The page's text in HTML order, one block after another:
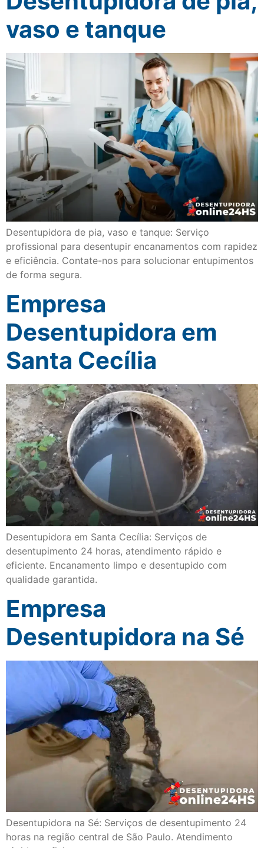
vaso e tanque
Desentupidora de pia, vaso e tanque: Serviço
profissional para desentupir encanamentos com rapidez
e eficiência. Contate-nos para solucionar entupimentos
de forma segura.
Empresa
Desentupidora em
Santa Cecília
Desentupidora em Santa Cecília: Serviços de
desentupimento 24 horas, atendimento rápido e
eficiente. Encanamento limpo e desentupido com
qualidade garantida.
Empresa
Desentupidora na Sé
Desentupidora na Sé: Serviços de desentupimento 24
horas na região central de São Paulo. Atendimento